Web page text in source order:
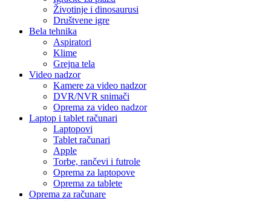
Životinje i dinosaurusi
Društvene igre
Bela tehnika
Aspiratori
Klime
Grejna tela
Video nadzor
Kamere za video nadzor
DVR/NVR snimači
Oprema za video nadzor
Laptop i tablet računari
Laptopovi
Tablet računari
Apple
Torbe, rančevi i futrole
Oprema za laptopove
Oprema za tablete
Oprema za računare